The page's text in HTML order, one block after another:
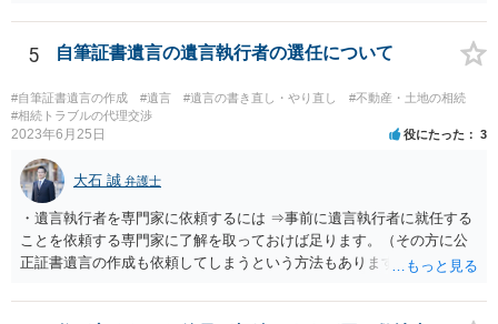
5 自筆証書遺言の遺言執行者の選任について
#自筆証書遺言の作成 #遺言 #遺言の書き直し・やり直し
#不動産・土地の相続
#相続トラブルの代理交渉
2023年6月25日 役にたった 3
大石 誠 弁護士
・遺言執行者を専門家に依頼するには ⇒事前に遺言執行者に就任する
ことを依頼する専門家に了解を取っておけば足ります。（その方に公
正証書遺言の作成も依頼してしまうという方法もあります） 事前に了
ません。 遺言執行者に就任し、遺言執行が完了したときの報酬だけ、